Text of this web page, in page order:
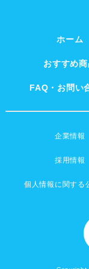
ホーム
おすすめ
FAQ・お問い
企業情報
採用情報
個人情報に関する